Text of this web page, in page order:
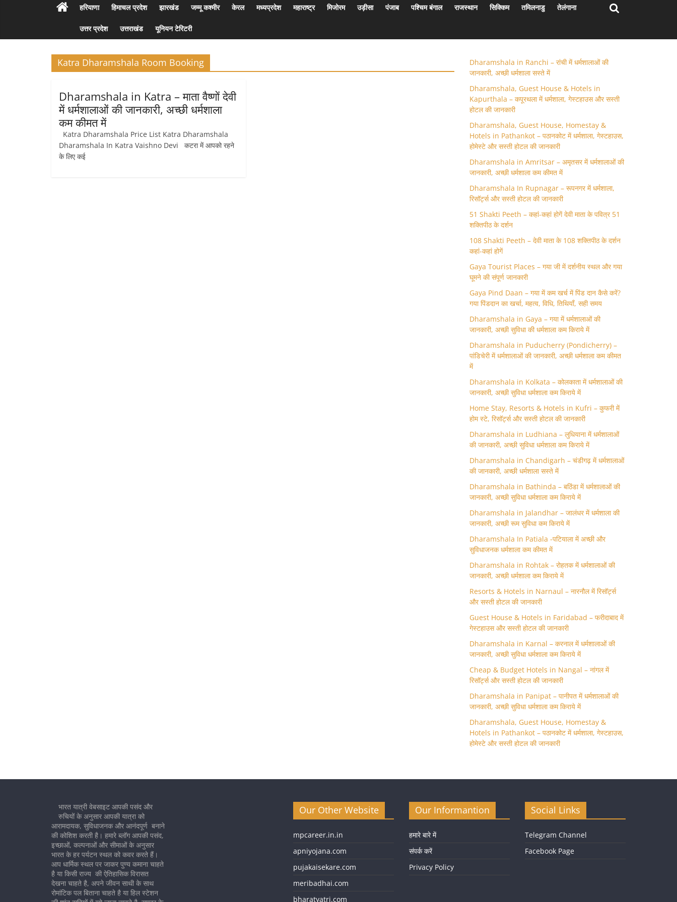
हरियाणा हिमाचल प्रदेश झारखंड जम्मू कश्मीर केरल मध्यप्रदेश महाराष्ट्र मिजोरम उड़ीसा पंजाब पश्चिम बंगाल राजस्थान सिक्किम तमिलनाडु तेलंगाना
उत्तर प्रदेश उत्तराखंड यूनियन टेरिटरी
Katra Dharamshala Room Booking
Dharamshala in Katra – माता वैष्णों देवी
में धर्मशालाओं की जानकारी, अच्छी धर्मशाला
कम कीमत में
Katra Dharamshala Price List Katra Dharamshala
Dharamshala In Katra Vaishno Devi कटरा में आपको रहने
के लिए कई
Dharamshala in Ranchi – रांची में धर्मशालाओं की
जानकारी, अच्छी धर्मशाला सस्ते में
Dharamshala, Guest House & Hotels in
Kapurthala – कपूरथला में धर्मशाला, गेस्टहाउस और सस्ती
होटल की जानकारी
Dharamshala, Guest House, Homestay &
Hotels in Pathankot – पठानकोट में धर्मशाला, गेस्टहाउस,
होमेस्टे और सस्ती होटल की जानकारी
Dharamshala in Amritsar – अमृतसर में धर्मशालाओं की
जानकारी, अच्छी धर्मशाला कम कीमत में
Dharamshala In Rupnagar – रूपनगर में धर्मशाला,
रिसॉर्ट्स और सस्ती होटल की जानकारी
51 Shakti Peeth – कहां-कहां होगें देवी माता के पवित्र 51
शक्तिपीठ के दर्शन
108 Shakti Peeth – देवी माता के 108 शक्तिपीठ के दर्शन
कहां-कहां होगें
Gaya Tourist Places – गया जी में दर्शनीय स्थल और गया
घूमने की संपूर्ण जानकारी
Gaya Pind Daan – गया में कम खर्च में पिंड दान कैसे करें?
गया पिंडदान का खर्चा, महत्व, विधि, तिथियाँ, सही समय
Dharamshala in Gaya – गया में धर्मशालाओं की
जानकारी, अच्छी सुविधा की धर्मशाला कम किराये में
Dharamshala in Puducherry (Pondicherry) –
पांडिचेरी में धर्मशालाओं की जानकारी, अच्छी धर्मशाला कम कीमत
में
Dharamshala in Kolkata – कोलकाता में धर्मशालाओं की
जानकारी, अच्छी सुविधा धर्मशाला कम किराये में
Home Stay, Resorts & Hotels in Kufri – कुफरी में
होम स्‍टे, रिसॉर्ट्स और सस्ती होटल की जानकारी
Dharamshala in Ludhiana – लुधियाना में धर्मशालाओं
की जानकारी, अच्छी सुविधा धर्मशाला कम किराये में
Dharamshala in Chandigarh – चंडीगढ़ में धर्मशालाओं
की जानकारी, अच्छी धर्मशाला सस्ते में
Dharamshala in Bathinda – बठिंडा में धर्मशालाओं की
जानकारी, अच्छी सुविधा धर्मशाला कम किराये में
Dharamshala in Jalandhar – जालंधर में धर्मशाला की
जानकारी, अच्छी रूम सुविधा कम किराये में
Dharamshala In Patiala -पटियाला में अच्छी और
सुविधाजनक धर्मशाला कम कीमत में
Dharamshala in Rohtak – रोहतक में धर्मशालाओं की
जानकारी, अच्छी धर्मशाला कम किराये में
Resorts & Hotels in Narnaul – नारनौल में रिसॉर्ट्स
और सस्ती होटल की जानकारी
Guest House & Hotels in Faridabad – फरीदाबाद में
गेस्टहाउस और सस्ती होटल की जानकारी
Dharamshala in Karnal – करनाल में धर्मशालाओं की
जानकारी, अच्छी सुविधा धर्मशाला कम किराये में
Cheap & Budget Hotels in Nangal – नांगल में
रिसॉर्ट्स और सस्ती होटल की जानकारी
Dharamshala in Panipat – पानीपत में धर्मशालाओं की
जानकारी, अच्छी सुविधा धर्मशाला कम किराये में
Dharamshala, Guest House, Homestay &
Hotels in Pathankot – पठानकोट में धर्मशाला, गेस्टहाउस,
होमेस्टे और सस्ती होटल की जानकारी
भारत यात्री वेबसाइट आपकी पसंद और
रुचियों के अनुसार आपकी यात्रा को
आरामदायक, सुविधाजनक और आनंदपूर्ण बनाने
की कोशिश करती है। हमारे ब्लॉग आपकी पसंद,
इच्छाओं, कल्पनाओं और सीमाओं के अनुसार
भारत के हर पर्यटन स्थल को कवर करते हैं।
आप धार्मिक स्थल पर जाकर पुण्य कमाना चाहते
है या किसी राज्य की ऐतिहासिक विरासत
देखना चाहते है, अपने जीवन साथी के साथ
रोमांटिक पल बिताना चाहते है या हिल स्टेशन
Our Other Website
mpcareer.in.in
apniyojana.com
pujakaisekare.com
meribadhai.com
bharatyatri.com
Our Informantion
हमारे बारे में
संपर्क करें
Privacy Policy
Social Links
Telegram Channel
Facebook Page